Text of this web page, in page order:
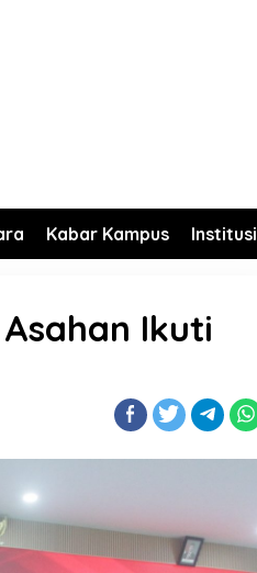
Kabar Kampus Institusi
Ikuti